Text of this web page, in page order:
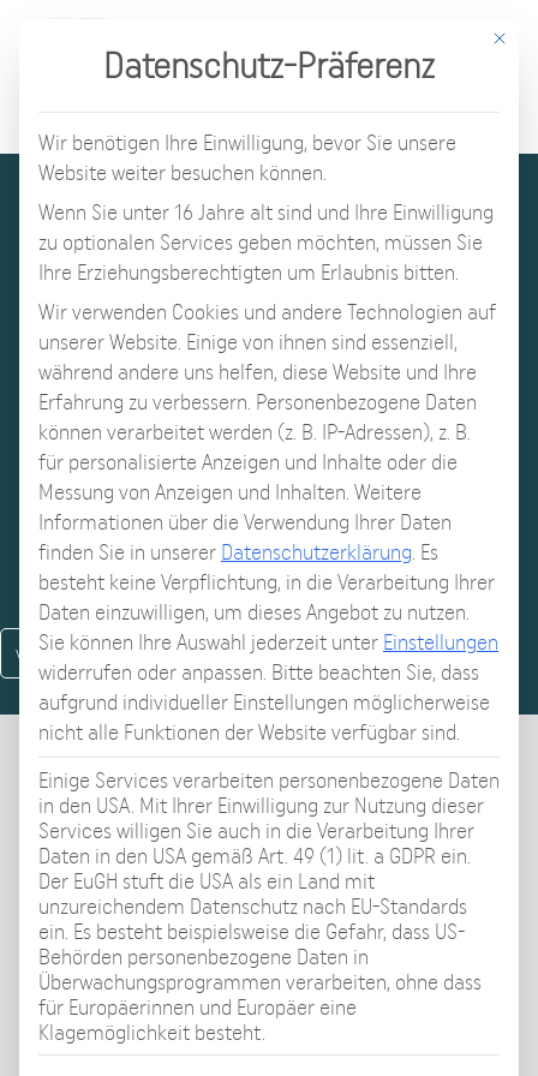
vorheriges Video nächstes Video
Klicken Übersicht
Video-Thema
Erfahren Sie was bei der Nutzung der Gangbild-
Videos zu beachten ist und warum jeder Fall sehr
individuell ist.
Mit
Datenschutz-Präferenz
Wir benötigen Ihre Einwilligung, bevor Sie unsere
Website weiter besuchen können.
Wenn Sie unter 16 Jahre alt sind und Ihre Einwilligung
zu optionalen Services geben möchten, müssen Sie
Ihre Erziehungsberechtigten um Erlaubnis bitten.
Wir verwenden Cookies und andere Technologien auf
unserer Website. Einige von ihnen sind essenziell,
während andere uns helfen, diese Website und Ihre
Erfahrung zu verbessern. Personenbezogene Daten
können verarbeitet werden (z. B. IP-Adressen), z. B.
für personalisierte Anzeigen und Inhalte oder die
Messung von Anzeigen und Inhalten. Weitere
Informationen über die Verwendung Ihrer Daten
finden Sie in unserer Datenschutzerklärung Es
besteht keine Verpflichtung, in die Verarbeitung Ihrer
Daten einzuwilligen, um dieses Angebot zu nutzen.
Sie können Ihre Auswahl jederzeit unter Einstellungen
widerrufen oder anpassen. Bitte beachten Sie, dass
aufgrund individueller Einstellungen möglicherweise
nicht alle Funktionen der Website verfügbar sind.
Einige Services verarbeiten personenbezogene Daten
in den USA. Mit Ihrer Einwilligung zur Nutzung dieser
Services willigen Sie auch in die Verarbeitung Ihrer
Daten in den USA gemäß Art. 49 (1) lit. a GDPR ein.
Der EuGH stuft die USA als ein Land mit
unzureichendem Datenschutz nach EU-Standards
ein. Es besteht beispielsweise die Gefahr, dass US-
Behörden personenbezogene Daten in
Überwachungsprogrammen verarbeiten, ohne dass
für Europäerinnen und Europäer eine
Klagemöglichkeit besteht.